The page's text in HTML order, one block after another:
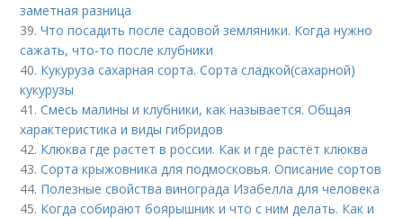
заметная разница
39.Что посадить после садовой земляники. Когда нужно
сажать, что-то после клубники
40. Кукуруза сахарная сорта. Сорта сладкой(сахарной)
кукурузы
41.Смесь малины и клубники, как называется. Общая
характеристика и виды гибридов
42. Клюква где растет в россии. Как и где растёт клюква
43.Сорта крыжовника для подмосковья. Описание сортов
44. Полезные свойства винограда Изабелла для человека
45. Когда собирают боярышник и что с ним делать. Как и